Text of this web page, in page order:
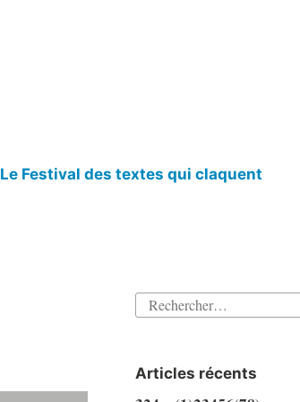
Le Festival des textes qui claquent
Rechercher :
Articles récents